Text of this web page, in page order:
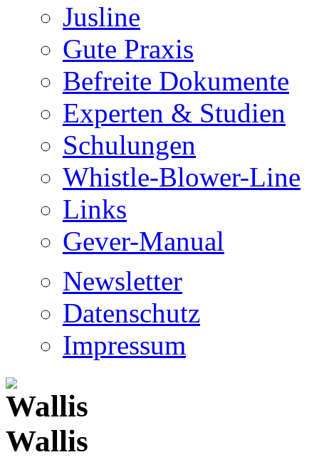
Jusline
Gute Praxis
Befreite Dokumente
Experten & Studien
Schulungen
Whistle-Blower-Line
Links
Gever-Manual
Newsletter
Datenschutz
Impressum
Wallis